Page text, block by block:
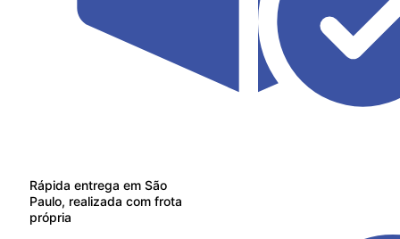
Rápida entrega em São
Paulo, realizada com frota
própria